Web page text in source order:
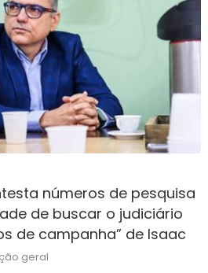
números de pesquisa
de buscar o judiciário
de campanha” de Isaac
geral